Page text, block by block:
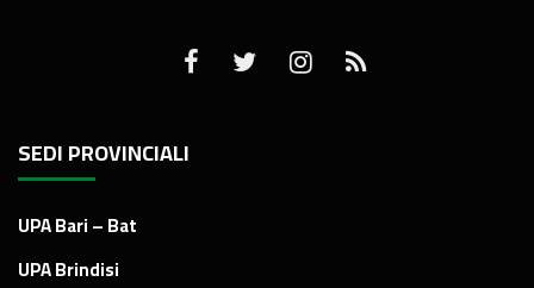
SEDI PROVINCIALI
UPA Bari – Bat
UPA Brindisi